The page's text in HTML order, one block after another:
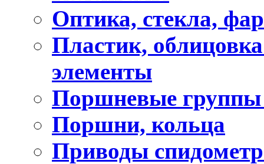
Оптика, стекла,
Пластик,
элементы
Поршневые
Поршни, кольца
Приводы